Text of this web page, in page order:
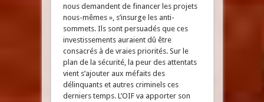
nous demandent de financer les projets
nous-mêmes », s’insurge les anti-
sommets. Ils sont persuadés que ces
investissements auraient dû être
consacrés à de vraies priorités. Sur le
plan de la sécurité, la peur des attentats
vient s’ajouter aux méfaits des
délinquants et autres criminels ces
derniers temps. L’OIF va apporter son